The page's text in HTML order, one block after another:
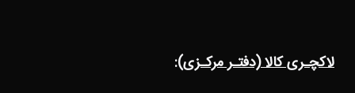
لاکچـری کالا (دفتـر مرکـزی):